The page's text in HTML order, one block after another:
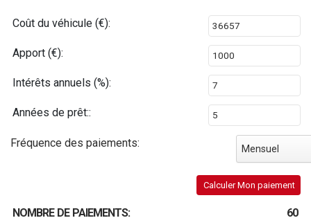
Coût du véhicule (€):
Apport (€):
Intérêts annuels (%):
Années de prêt::
Fréquence des paiements: Mensuel
Calculer Mon paiement
NOMBRE DE PAIEMENTS:
60